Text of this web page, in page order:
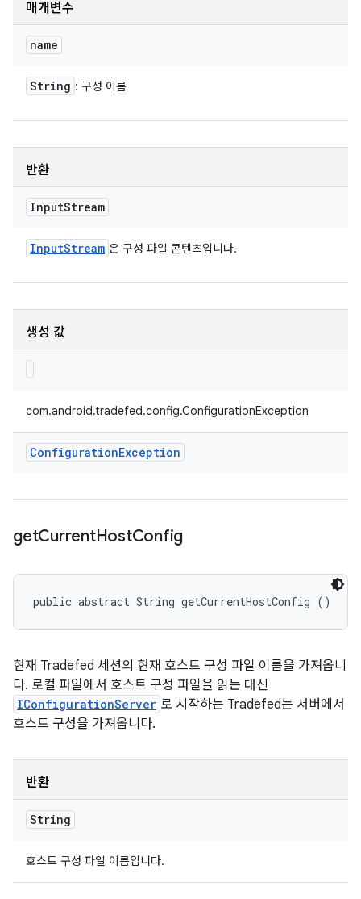
매개변수
name
String : 구성 이름
반환
InputStream
InputStream 은 구성 파일 콘텐츠입니다.
생성 값
com.android.tradefed.config.ConfigurationException
ConfigurationException
getCurrentHostConfig
public abstract String getCurrentHostConfig ()
현재 Tradefed 세션의 현재 호스트 구성 파일 이름을 가져옵니
다. 로컬 파일에서 호스트 구성 파일을 읽는 대신
IConfigurationServer 로 시작하는 Tradefed는 서버에서
호스트 구성을 가져옵니다.
반환
String
호스트 구성 파일 이름입니다.